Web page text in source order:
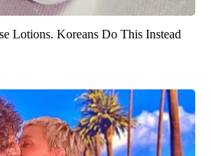
Lotions. Koreans Do This Instead